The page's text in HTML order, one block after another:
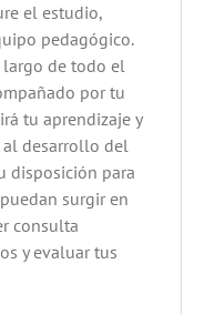
el estudio,
pedagógico.
largo de todo el
por tu
tu aprendizaje y
al desarrollo del
disposición para
surgir en
consulta
y evaluar tus